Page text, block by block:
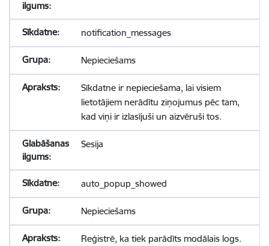
notification_messages
Nepieciešams
Sīkdatne ir nepieciešama, lai visiem
lietotājiem nerādītu ziņojumus pēc tam,
kad viņi ir izlasījuši un aizvēruši tos.
Sesija
auto_popup_showed
Nepieciešams
Reģistrē, ka tiek parādīts modālais logs.